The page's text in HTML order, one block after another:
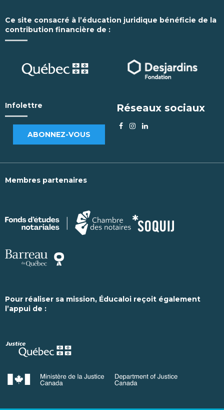
Ce site consacré à l’éducation juridique bénéficie de la
contribution financière de :
Infolettre
ABONNEZ-VOUS
Réseaux sociaux
Membres partenaires
Pour réaliser sa mission, Éducaloi reçoit également
l’appui de :